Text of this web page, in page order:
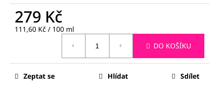
279 Kč
Měrná
111,60 Kč / 100 ml
DO KOŠÍKU
Zeptat se Hlídat Sdílet
m
e
GALVANICKÁ
ŽEHLIČKA